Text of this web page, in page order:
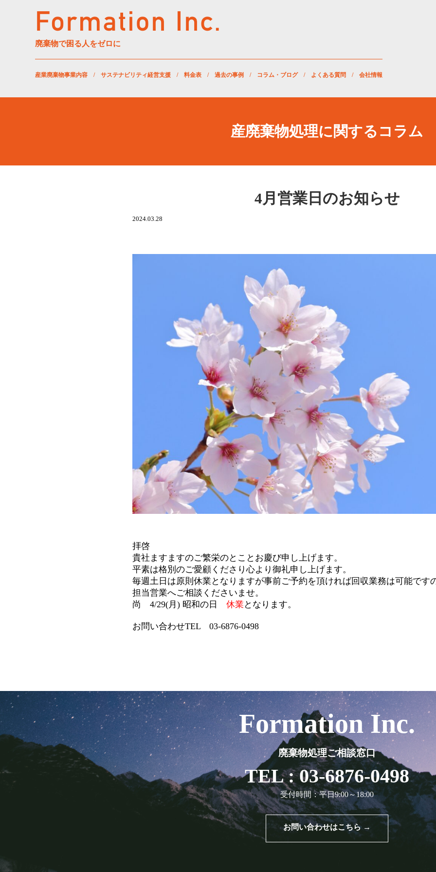
廃棄物で困る人をゼロに
産業廃棄物事業内容 / サステナビリティ経営支援 / 料金表 / 過去の事例 / コラム・ブログ/ よくある質問 / 会社情報
産廃棄物処理に関するコラム
4月営業日のお知らせ
2024.03.28
拝啓
貴社ますますのご繁栄のとことお慶び申し上げます。
平素は格別のご愛顧くださり心より御礼申し上げます。
毎週土日は原則休業となりますが事前ご予約を頂ければ回収業務は可能です
担当営業へご相談くださいませ。
尚 4/29(月) 昭和の日 休業 となります。
お問い合わせTEL 03-6876-0498
Formation Inc.
廃棄物処理ご相談窓口
TEL : 03-6876-0498
受付時間：平日9:00～18:00
お問い合わせはこちら →